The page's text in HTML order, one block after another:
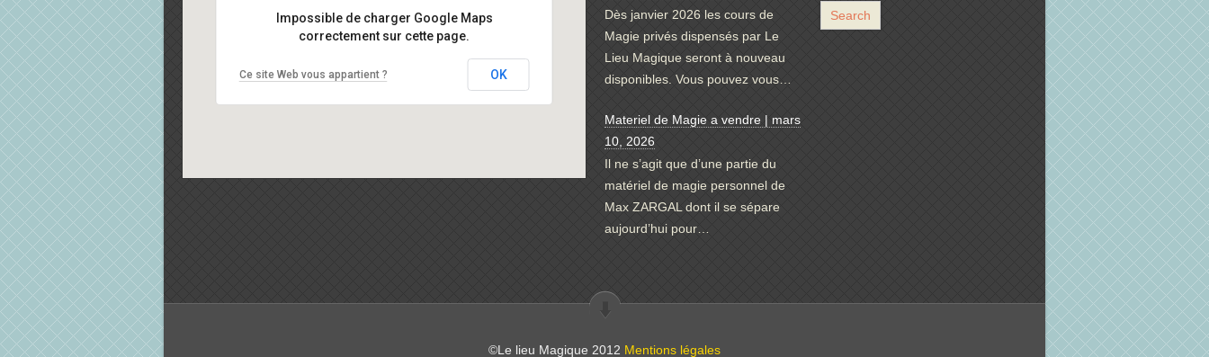
Impossible de charger Google Maps
correctement sur cette page.
Ce site Web vous appartient ? OK
Dès janvier 2026 les cours de
Magie privés dispensés par Le
Lieu Magique seront à nouveau
disponibles. Vous pouvez vous…
Materiel de Magie a vendre | mars
10, 2026
Il ne s’agit que d’une partie du
matériel de magie personnel de
Max ZARGAL dont il se sépare
aujourd’hui pour…
©Le lieu Magique 2012 Mentions légales